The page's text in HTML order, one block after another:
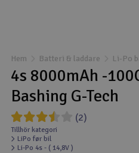
Drönare
Drönare för FPV
Flygplan
Helikopter
Hem Batteri & laddare Li-Po
4s 8000mAh -
Bashing G-Tech
(2)
Tillhör kategori
LiPo før bil
Li-Po 4s - ( 14,8V )